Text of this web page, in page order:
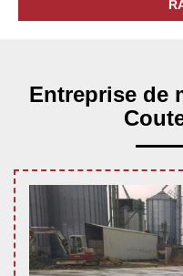
Entreprise de